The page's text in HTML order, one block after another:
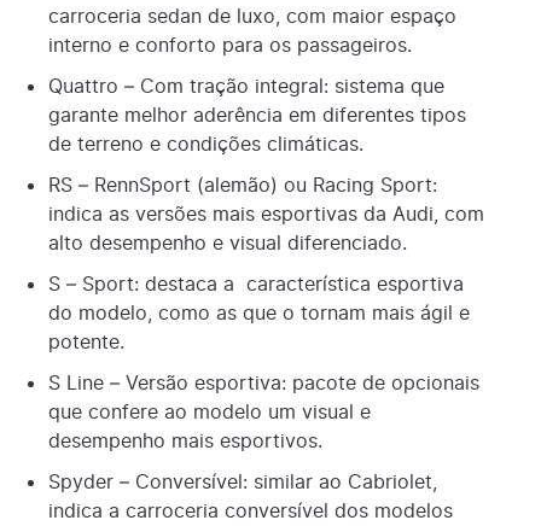
carroceria sedan de luxo, com maior espaço
interno e conforto para os passageiros.
Quattro – Com tração integral: sistema que
garante melhor aderência em diferentes tipos
de terreno e condições climáticas.
RS – RennSport (alemão) ou Racing Sport:
indica as versões mais esportivas da Audi, com
alto desempenho e visual diferenciado.
S – Sport: destaca a característica esportiva
do modelo, como as que o tornam mais ágil e
potente.
S Line – Versão esportiva: pacote de opcionais
que confere ao modelo um visual e
desempenho mais esportivos.
Spyder – Conversível: similar ao Cabriolet,
indica a carroceria conversível dos modelos